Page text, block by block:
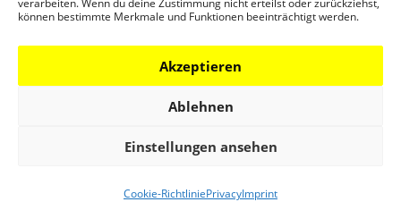
verarbeiten. Wenn du deine Zustimmung nicht erteilst oder zurückziehst,
können bestimmte Merkmale und Funktionen beeinträchtigt werden.
Akzeptieren
Ablehnen
Einstellungen ansehen
Cookie-RichtliniePrivacyImprint
info.dam@stadt-frankfurt.de